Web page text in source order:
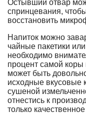
Остывший отвар
спринцевания,
восстановить
Напиток можно
чайные пакетики
необходимо
процент самой коры
может быть
исходные вкусовые
сушеной
отнестись к
только